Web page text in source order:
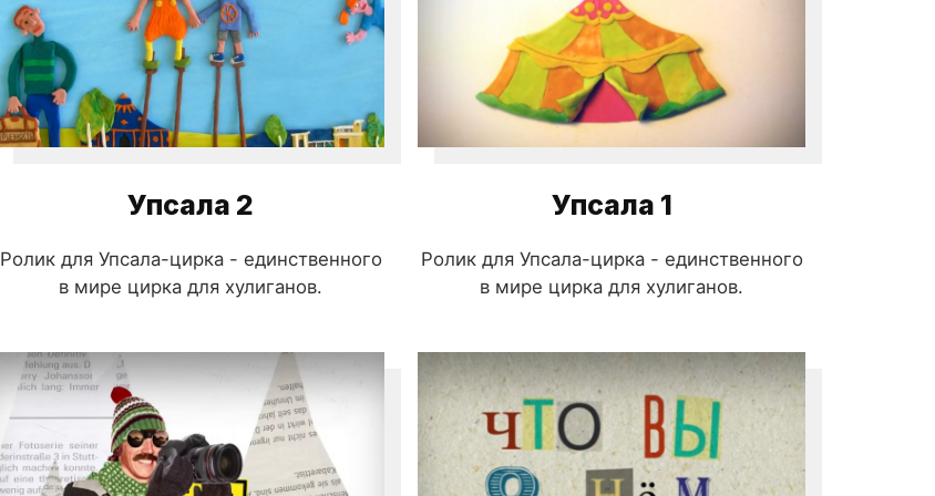
Упсала 2
Ролик для Упсала-цирка - единственного
в мире цирка для хулиганов.
Упсала 1
Ролик для Упсала-цирка - единственного
в мире цирка для хулиганов.